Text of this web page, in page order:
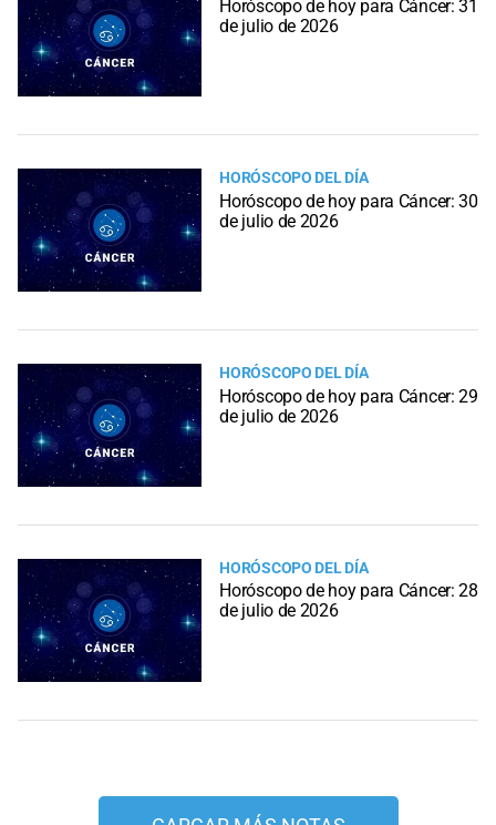
Horóscopo de hoy para Cáncer: 31
de julio de 2026
HORÓSCOPO DEL DÍA
Horóscopo de hoy para Cáncer: 30
de julio de 2026
HORÓSCOPO DEL DÍA
Horóscopo de hoy para Cáncer: 29
de julio de 2026
HORÓSCOPO DEL DÍA
Horóscopo de hoy para Cáncer: 28
de julio de 2026